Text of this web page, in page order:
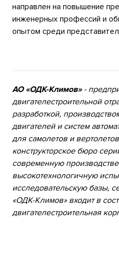
направлен на повышение
инженерных профессий и
опытом среди
АО «ОДК-Климов»-
двигателестроительной
разработкой,
двигателей и систем
для самолетов и
конструкторское бюро
современную
высокотехнологичную
исследовательскую базы,
«ОДК-Климов» входит в
двигателестроительная